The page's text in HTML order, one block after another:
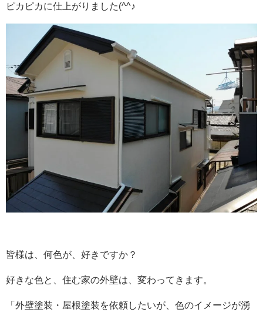
ピカピカに仕上がりました(^^♪
皆様は、何色が、好きですか？
好きな色と、住む家の外壁は、変わってきます。
「外壁塗装・屋根塗装を依頼したいが、色のイメージが湧